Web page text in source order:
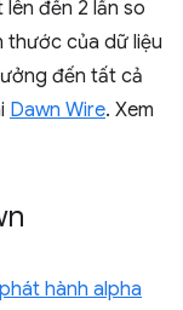
đến 2 lần so
thước của dữ liệu
đến tất cả
Dawn Wire. Xem
hành alpha